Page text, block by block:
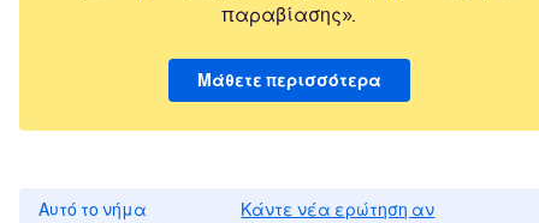
παραβίασης».
Μάθετε περισσότερα
Αυτό το νήμα
Κάντε νέα ερώτηση αν